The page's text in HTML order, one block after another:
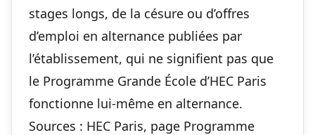
stages longs, de la césure ou d’offres
d’emploi en alternance publiées par
l’établissement, qui ne signifient pas que
le Programme Grande École d’HEC Paris
fonctionne lui-même en alternance.
Sources : HEC Paris, page Programme